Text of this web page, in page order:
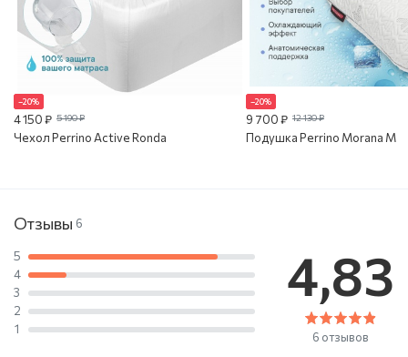
–20%
4 150 ₽ 5 190 ₽
Чехол Perrino Active Ronda
–20%
9 700 ₽ 12 130 ₽
Подушка Perrino Morana M
Отзывы 6
5
4
3
2
1
4,83
6 отзывов